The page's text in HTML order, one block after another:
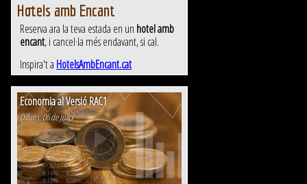
Hotels amb Encant
Reserva ara la teva estada en un hotel amb
encant, i cancel·la més endavant, si cal.
Inspira't a HotelsAmbEncant.cat
Economia al Versió RAC1
Dilluns, 06 de Juliol